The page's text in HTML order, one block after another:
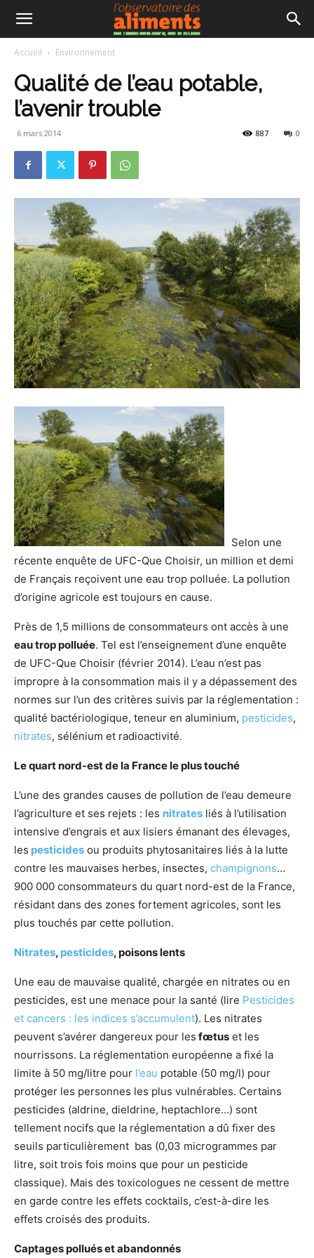
Accueil Environnement
Qualité de l’eau potable,
l’avenir trouble
6 mars 2014 0
887
Selon une
récente enquête de UFC-Que Choisir, un million et demi
de Français reçoivent une eau trop polluée. La pollution
d’origine agricole est toujours en cause.
Près de 1,5 millions de consommateurs ont accès à une
eau trop polluée. Tel est l’enseignement d’une enquête
de UFC-Que Choisir (février 2014). L’eau n’est pas
impropre à la consommation mais il y a dépassement des
normes sur l’un des critères suivis par la réglementation :
qualité bactériologique, teneur en aluminium, pesticides,
nitrates, sélénium et radioactivité.
Le quart nord-est de la France le plus touché
L’une des grandes causes de pollution de l’eau demeure
l’agriculture et ses rejets : les nitrates liés à l’utilisation
intensive d’engrais et aux lisiers émanant des élevages,
les pesticides ou produits phytosanitaires liés à la lutte
contre les mauvaises herbes, insectes, champignons…
900 000 consommateurs du quart nord-est de la France,
résidant dans des zones fortement agricoles, sont les
plus touchés par cette pollution.
Nitrates, pesticides, poisons lents
Une eau de mauvaise qualité, chargée en nitrates ou en
pesticides, est une menace pour la santé (lire Pesticides
et cancers : les indices s’accumulent). Les nitrates
peuvent s’avérer dangereux pour les fœtus et les
nourrissons. La réglementation européenne a fixé la
limite à 50 mg/litre pour l’eau potable (50 mg/l) pour
protéger les personnes les plus vulnérables. Certains
pesticides (aldrine, dieldrine, heptachlore…) sont
tellement nocifs que la réglementation a dû fixer des
seuils particulièrement bas (0,03 microgrammes par
litre, soit trois fois moins que pour un pesticide
classique). Mais des toxicologues ne cessent de mettre
en garde contre les effets cocktails, c’est-à-dire les
effets croisés des produits.
Captages pollués et abandonnés